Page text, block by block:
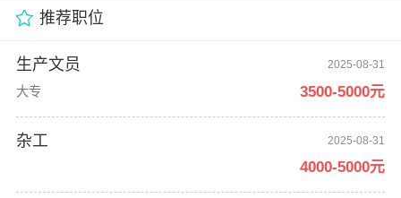
推荐职位
生产文员 2025-08-31
大专 3500-5000元
杂工 2025-08-31
4000-5000元